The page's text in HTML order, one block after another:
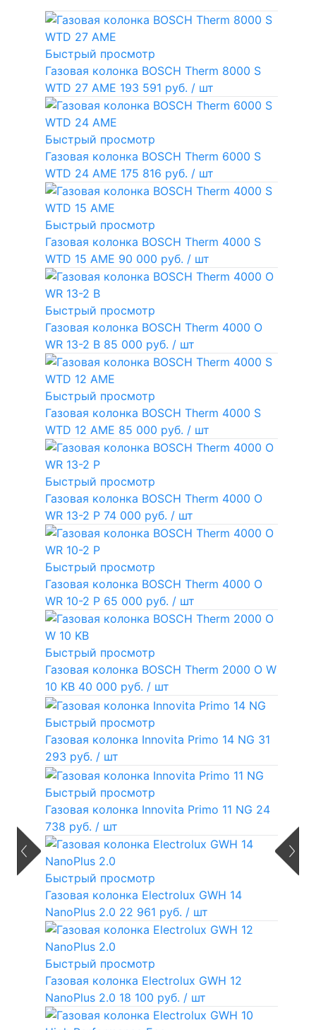
Быстрый просмотр
Газовая колонка BOSCH Therm 8000 S
WTD 27 AME 193 591 руб. / шт
Быстрый просмотр
Газовая колонка BOSCH Therm 6000 S
WTD 24 AME 175 816 руб. / шт
Быстрый просмотр
Газовая колонка BOSCH Therm 4000 S
WTD 15 AME 90 000 руб. / шт
Быстрый просмотр
Газовая колонка BOSCH Therm 4000 O
WR 13-2 В 85 000 руб. / шт
Быстрый просмотр
Газовая колонка BOSCH Therm 4000 S
WTD 12 AME 85 000 руб. / шт
Быстрый просмотр
Газовая колонка BOSCH Therm 4000 O
WR 13-2 P 74 000 руб. / шт
Быстрый просмотр
Газовая колонка BOSCH Therm 4000 O
WR 10-2 P 65 000 руб. / шт
Быстрый просмотр
Газовая колонка BOSCH Therm 2000 O W
10 KB 40 000 руб. / шт
Быстрый просмотр
Газовая колонка Innovita Primo 14 NG 31
293 руб. / шт
Быстрый просмотр
Газовая колонка Innovita Primo 11 NG 24
738 руб. / шт
Быстрый просмотр
Газовая колонка Electrolux GWH 14
NanoPlus 2.0 22 961 руб. / шт
Быстрый просмотр
Газовая колонка Electrolux GWH 12
NanoPlus 2.0 18 100 руб. / шт